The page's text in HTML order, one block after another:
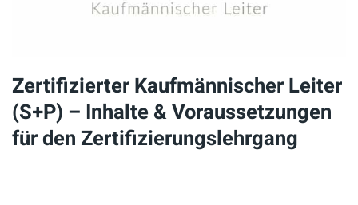
Zertifizierter Kaufmännischer Leiter
(S+P) – Inhalte & Voraussetzungen
für den Zertifizierungslehrgang